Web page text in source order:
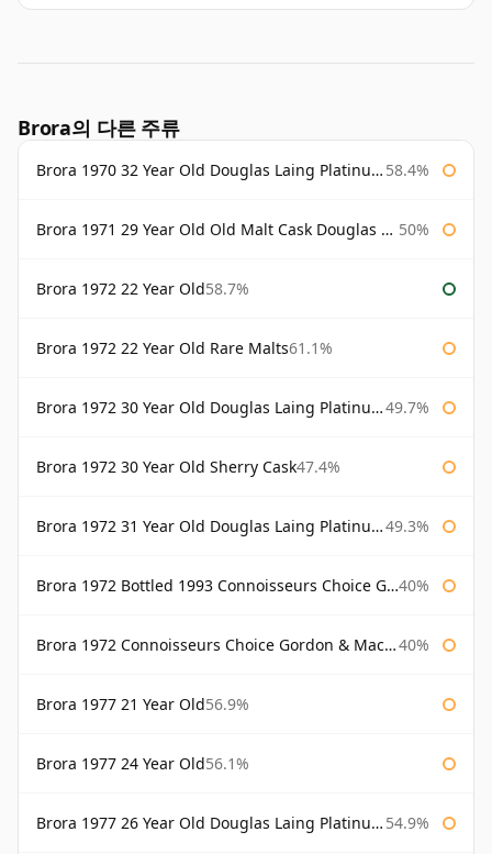
Brora의 다른 주류
Brora 1970 32 Year Old Douglas Laing Platinum Selection 58.4%
Brora 1971 29 Year Old Old Malt Cask Douglas Laing 50%
Brora 1972 22 Year Old58.7%
Brora 1972 22 Year Old Rare Malts61.1%
Brora 1972 30 Year Old Douglas Laing Platinum Selection 49.7%
Brora 1972 30 Year Old Sherry Cask47.4%
Brora 1972 31 Year Old Douglas Laing Platinum Selection 49.3%
Brora 1972 Bottled 1993 Connoisseurs Choice Gordon & Macphail 40%
Brora 1972 Connoisseurs Choice Gordon & Macphail 40%
Brora 1977 21 Year Old56.9%
Brora 1977 24 Year Old56.1%
Brora 1977 26 Year Old Douglas Laing Platinum Selection 54.9%